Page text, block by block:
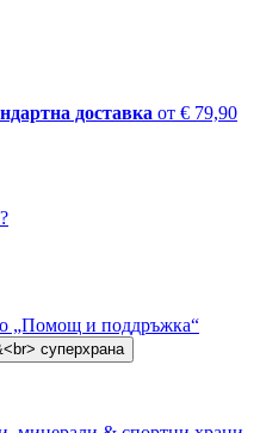
доставка от € 79,90
„Помощ и поддръжка“